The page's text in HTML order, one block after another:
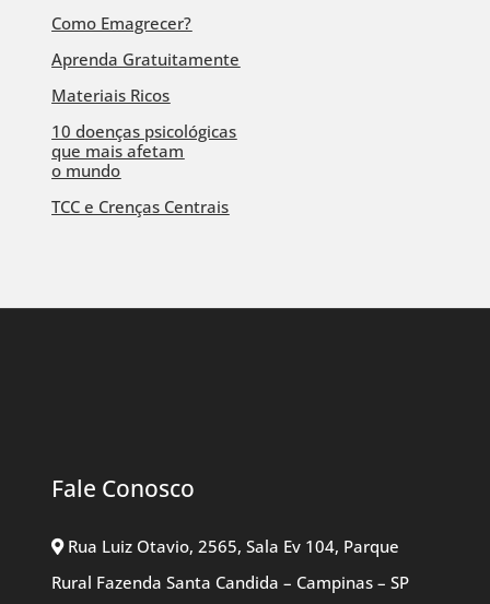
Como Emagrecer?
Aprenda Gratuitamente
Materiais Ricos
10 doenças psicológicas
que mais afetam
o mundo
TCC e Crenças Centrais
Fale Conosco
Rua Luiz Otavio, 2565, Sala Ev 104, Parque
Rural Fazenda Santa Candida – Campinas – SP